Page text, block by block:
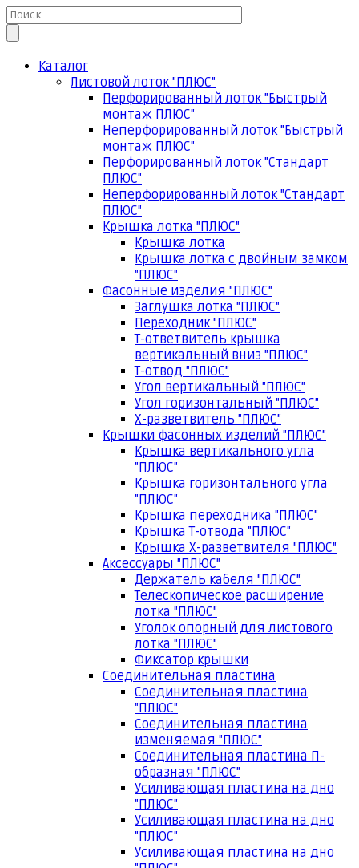
Каталог
Листовой лоток "ПЛЮС"
Перфорированный лоток "Быстрый
монтаж ПЛЮС"
Неперфорированный лоток "Быстрый
монтаж ПЛЮС"
Перфорированный лоток "Стандарт
ПЛЮС"
Неперфорированный лоток "Стандарт
ПЛЮС"
Крышка лотка "ПЛЮС"
Крышка лотка
Крышка лотка с двойным замком
"ПЛЮС"
Фасонные изделия "ПЛЮС"
Заглушка лотка "ПЛЮС"
Переходник "ПЛЮС"
Т-ответвитель крышка
вертикальный вниз "ПЛЮС"
Т-отвод "ПЛЮС"
Угол вертикальный "ПЛЮС"
Угол горизонтальный "ПЛЮС"
Х-разветвитель "ПЛЮС"
Крышки фасонных изделий "ПЛЮС"
Крышка вертикального угла
"ПЛЮС"
Крышка горизонтального угла
"ПЛЮС"
Крышка переходника "ПЛЮС"
Крышка Т-отвода "ПЛЮС"
Крышка Х-разветвителя "ПЛЮС"
Аксессуары "ПЛЮС"
Держатель кабеля "ПЛЮС"
Телескопическое расширение
лотка "ПЛЮС"
Уголок опорный для листового
лотка "ПЛЮС"
Фиксатор крышки
Соединительная пластина
Соединительная пластина
"ПЛЮС"
Соединительная пластина
изменяемая "ПЛЮС"
Соединительная пластина П-
образная "ПЛЮС"
Усиливающая пластина на дно
"ПЛЮС"
Усиливающая пластина на дно
"ПЛЮС"
Усиливающая пластина на дно